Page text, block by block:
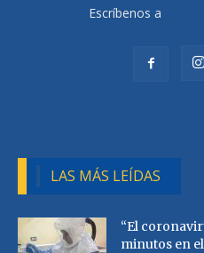
Escríbenos a
LAS MÁS LEÍDAS
“El
minutos en el